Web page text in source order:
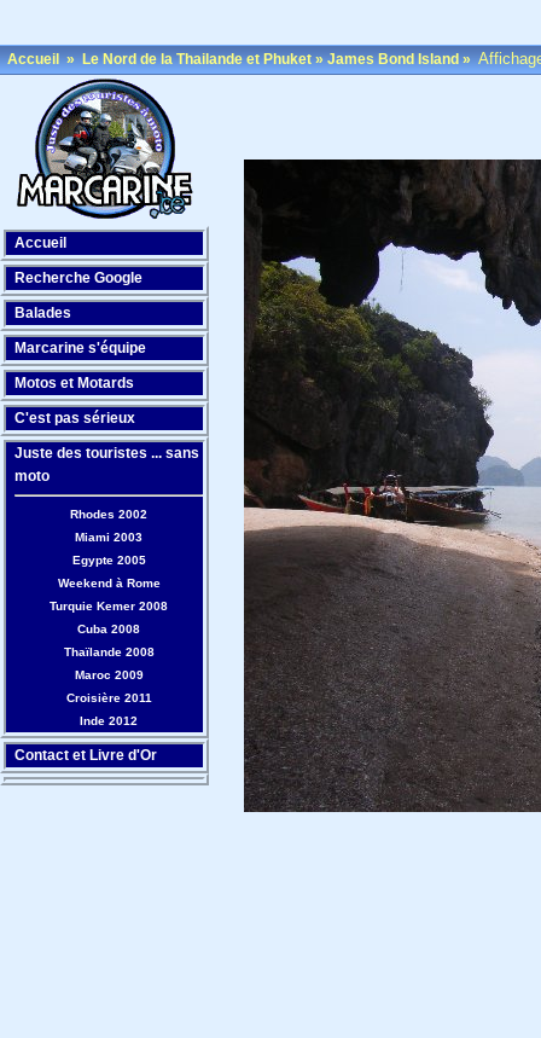
Accueil»Le Nord de la Thailande et Phuket»James Bond Island»
Accueil
Recherche Google
Balades
Marcarine s'équipe
Motos et Motards
C'est pas sérieux
Juste des touristes ... sans
moto
Rhodes 2002
Miami 2003
Egypte 2005
Weekend à Rome
Turquie Kemer 2008
Cuba 2008
Thaïlande 2008
Maroc 2009
Croisière 2011
Inde 2012
Contact et Livre d'Or